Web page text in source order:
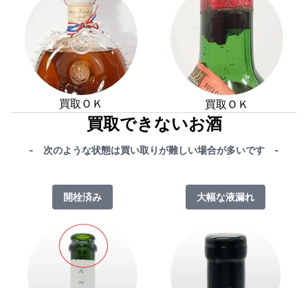
買取ＯＫ 買取ＯＫ
買取できないお酒
- 次のような状態は買い取りが難しい場合が多いです -
開栓済み 大幅な液漏れ